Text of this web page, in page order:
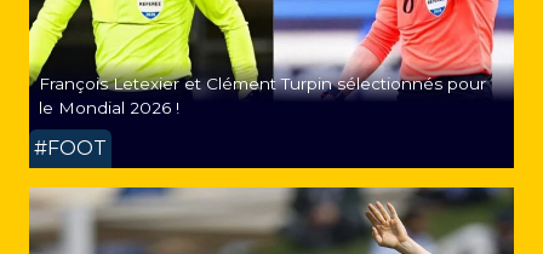
François Letexier et Clément Turpin sélectionnés pour
le Mondial 2026 !
#FOOT